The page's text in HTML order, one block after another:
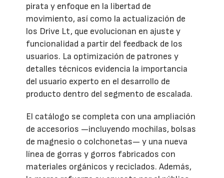
pirata y enfoque en la libertad de
movimiento, así como la actualización de
los Drive Lt, que evolucionan en ajuste y
funcionalidad a partir del feedback de los
usuarios. La optimización de patrones y
detalles técnicos evidencia la importancia
del usuario experto en el desarrollo de
producto dentro del segmento de escalada.
El catálogo se completa con una ampliación
de accesorios —incluyendo mochilas, bolsas
de magnesio o colchonetas— y una nueva
línea de gorras y gorros fabricados con
materiales orgánicos y reciclados. Además,